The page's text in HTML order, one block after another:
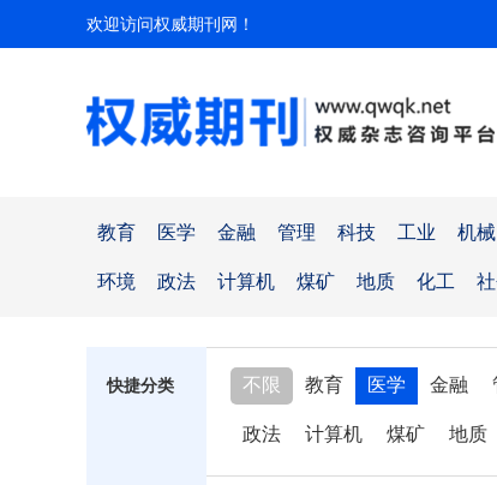
欢迎访问权威期刊网！
教育 医学 金融 管理 科技 工业 机械
环境 政法 计算机 煤矿 地质 化工
快捷分类 不限 教育 医学 金融
政法 计算机 煤矿 地质